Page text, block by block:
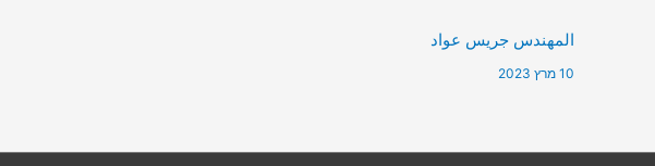
المهندس جريس عواد
10 מרץ 2023